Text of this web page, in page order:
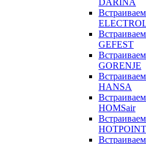
DARINA
GEFEST
GORENJE
HANSA
HOMSair